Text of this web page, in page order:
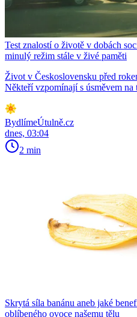
Test znalostí o životě v dobách
minulý režim stále v živé paměti
Život v Československu před
Někteří vzpomínají s úsměvem
BydlímeÚtulně.cz
dnes, 03:04
2 min
Skrytá síla banánu aneb jaké
oblíbeného ovoce našemu tělu